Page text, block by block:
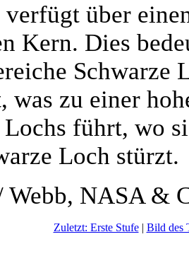
über
Kern. Dies
Schwarze
was zu einer
Lochs führt, wo
Loch stürzt.
Webb, NASA
Zuletzt: Erste Stufe| Bild des